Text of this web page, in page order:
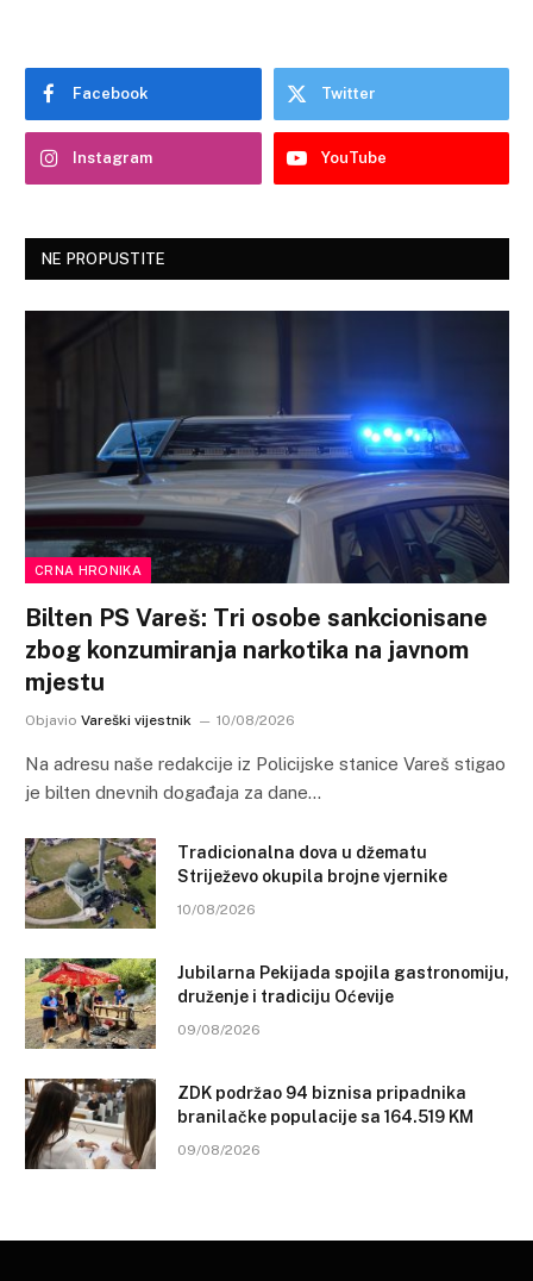
Facebook Twitter
Instagram YouTube
NE PROPUSTITE
CRNA HRONIKA
Bilten PS Vareš: Tri osobe sankcionisane
zbog konzumiranja narkotika na javnom
mjestu
Objavio Vareški vijestnik 10/08/2026
Na adresu naše redakcije iz Policijske stanice Vareš stigao
je bilten dnevnih događaja za dane…
Tradicionalna dova u džematu
Striježevo okupila brojne vjernike
10/08/2026
Jubilarna Pekijada spojila gastronomiju,
druženje i tradiciju Oćevije
09/08/2026
ZDK podržao 94 biznisa pripadnika
branilačke populacije sa 164.519 KM
09/08/2026